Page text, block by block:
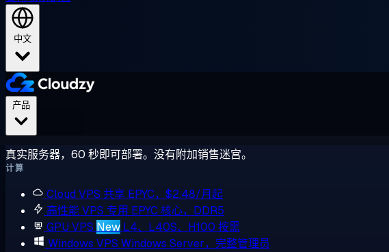
中文
真实服务器，60 秒即可部署。没有附加销售迷宫。
计算
Cloud VPS 共享 EPYC，$2.48/月起
高性能 VPS 专用 EPYC 核心，DDR5
GPU VPS New L4、L40S、H100 按需
Windows VPS Windows Server，完整管理员